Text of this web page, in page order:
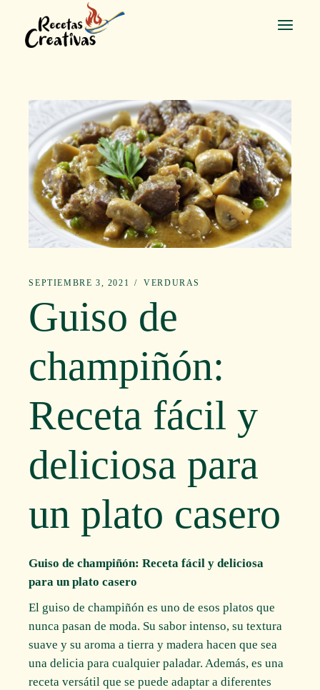
contenido
SEPTIEMBRE 3, 2021 VERDURAS
Guiso de
champiñón:
Receta fácil y
deliciosa para
un plato casero
Guiso de champiñón: Receta fácil y deliciosa
para un plato casero
El guiso de champiñón es uno de esos platos que
nunca pasan de moda. Su sabor intenso, su textura
suave y su aroma a tierra y madera hacen que sea
una delicia para cualquier paladar. Además, es una
receta versátil que se puede adaptar a diferentes